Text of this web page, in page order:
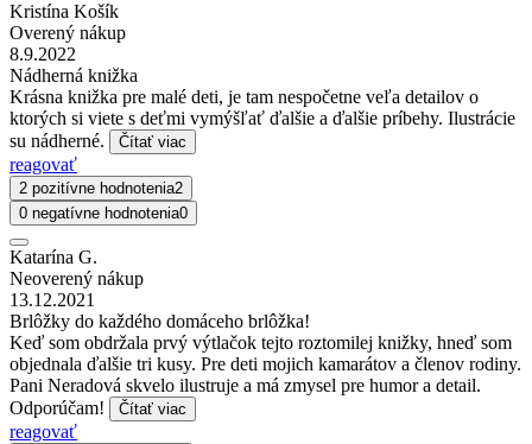
Kristína Košík
Overený nákup
8.9.2022
Nádherná knižka
Krásna knižka pre malé deti, je tam nespočetne veľa detailov o
ktorých si viete s deťmi vymýšľať ďalšie a ďalšie príbehy. Ilustrácie
su nádherné.
Čítať viac
reagovať
2 pozitívne hodnotenia2
0 negatívne hodnotenia0
Katarína G.
Neoverený nákup
13.12.2021
Brlôžky do každého domáceho brlôžka!
Keď som obdržala prvý výtlačok tejto roztomilej knižky, hneď som
objednala ďalšie tri kusy. Pre deti mojich kamarátov a členov rodiny.
Pani Neradová skvelo ilustruje a má zmysel pre humor a detail.
Odporúčam!
Čítať viac
reagovať